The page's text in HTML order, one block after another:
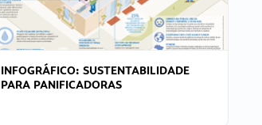
INFOGRÁFICO: SUSTENTABILIDADE
PARA PANIFICADORAS